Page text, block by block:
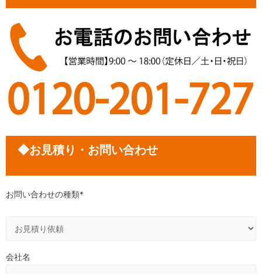
◆お見積り・お問い合わせ
お問い合わせの種類*
会社名